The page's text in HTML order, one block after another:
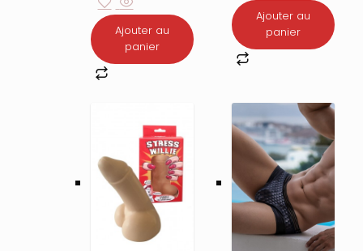
Ajouter au
panier
Ajouter au
panier